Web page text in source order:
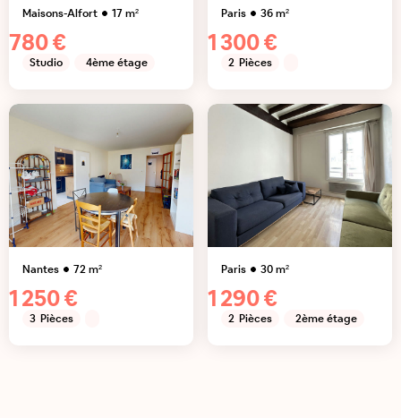
Maisons-Alfort 17m²
780 €
Studio 4ème étage
Paris 36m²
1 300 €
2 Pièces
Nantes 72m²
1 250 €
3 Pièces
Paris 30m²
1 290 €
2 Pièces 2ème étage